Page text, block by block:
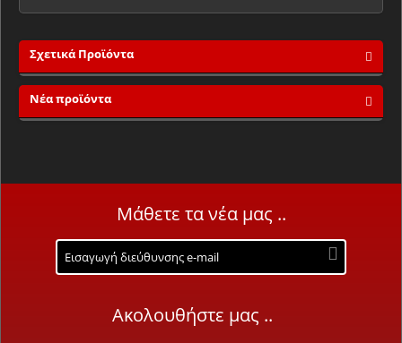
Σχετικά Προϊόντα
Νέα προϊόντα
Μάθετε τα νέα μας ..
Ακολουθήστε μας ..